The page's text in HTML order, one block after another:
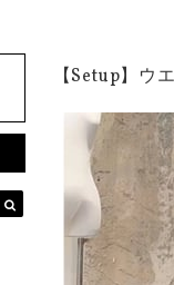
【Setup】ウ